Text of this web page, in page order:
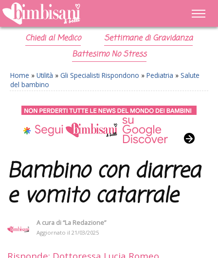
Chiedi al Medico
Settimane di Gravidanza
Battesimo No Stress
Home » Utilità » Gli Specialisti Rispondono » Pediatria » Salute
del bambino
Bambino con diarrea
e vomito catarrale
A cura di“La Redazione”
Aggiornato il 21/03/2025